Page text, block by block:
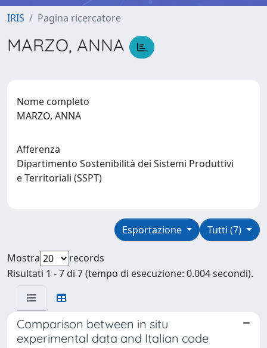
IRIS Pagina ricercatore
MARZO, ANNA
Nome completo
MARZO, ANNA
Afferenza
Dipartimento Sostenibilità dei Sistemi Produttivi
e Territoriali (SSPT)
Tutti (7)
Esportazione
Mostra
records
Risultati 1 - 7 di 7 (tempo di esecuzione: 0.004 secondi).
Comparison between in situ
experimental data and Italian code